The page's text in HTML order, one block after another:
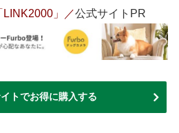
LINK2000」／公式サイトPR
トでお得に購入する